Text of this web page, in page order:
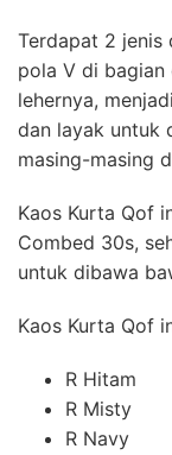
Terdapat 2 jenis
pola V di
lehernya,
dan layak untuk
masing-masing
Kaos Kurta Qof
Combed 30s,
untuk dibawa
Kaos Kurta Qof
R Hitam
R Misty
R Navy